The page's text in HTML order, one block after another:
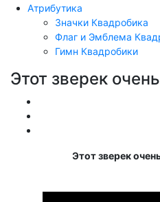
Атрибутика
Значки Квадробика
Флаг и Эмблема
Гимн Квадробики
Этот зверек
Этот зверек